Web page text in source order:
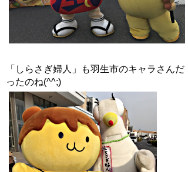
「しらさぎ婦人」も羽生市のキャラさんだ
ったのね(^^;)